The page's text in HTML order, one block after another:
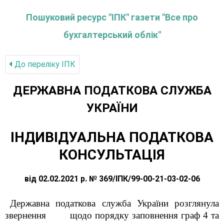
Пошуковий ресурс "ІПК" газети "Все про
бухгалтерський облік"
До переліку IПК
ДЕРЖАВНА ПОДАТКОВА СЛУЖБА
УКРАЇНИ
ІНДИВІДУАЛЬНА ПОДАТКОВА
КОНСУЛЬТАЦІЯ
від 02.02.2021 р. № 369/ІПК/99-00-21-03-02-06
Державна податкова служба України розглянула
звернення щодо порядку заповнення граф 4 та